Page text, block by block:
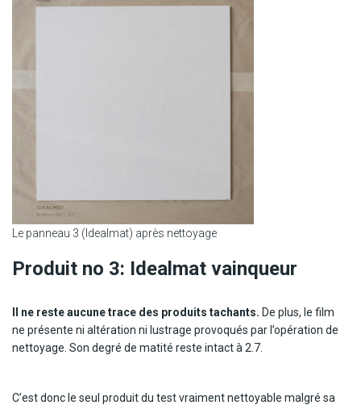
Le panneau 3 (Idealmat) après nettoyage
Produit no 3: Idealmat vainqueur
Il ne reste aucune trace des produits tachants. De plus, le film
ne présente ni altération ni lustrage provoqués par l’opération de
nettoyage. Son degré de matité reste intact à 2.7.
C’est donc le seul produit du test vraiment nettoyable malgré sa